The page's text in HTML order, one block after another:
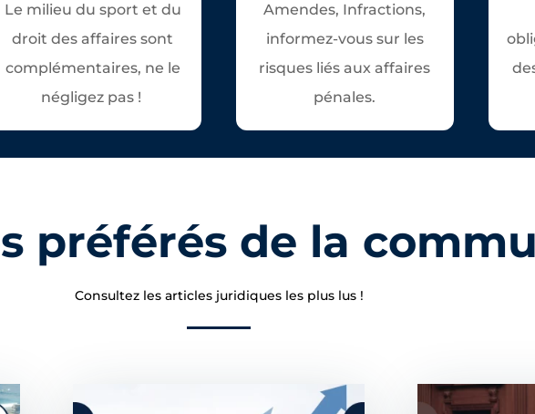
Le milieu du sport et du
droit des affaires sont
complémentaires, ne le
négligez pas !
Amendes, Infractions,
informez-vous sur les
risques liés aux affaires
pénales.
préférés de la
Consultez les articles juridiques les plus lus !